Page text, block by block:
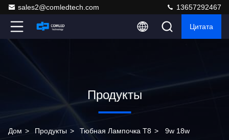
sales2@comledtech.com 13657292467
Цитата
Продукты
Дом > Продукты > Тюбная Лампочка T8 > 9w 18w